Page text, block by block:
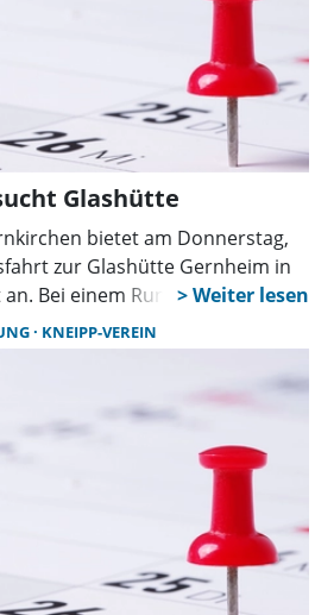
Glashütte
bietet am Donnerstag,
zur Glashütte Gernheim in
Bei einem Rundgang über das
des Glasturms und einer
die Teilnehmenden Einblicke in
Glasherstellung und die
der Glasfertigung. Für
Mobilität wird eine
Anschließend ist ein
KNEIPP-VEREIN